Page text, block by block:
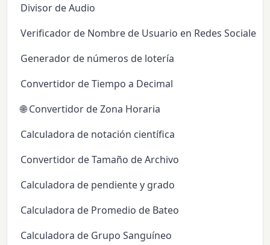
Divisor de Audio
Verificador de Nombre de Usuario en Redes Sociales
Generador de números de lotería
Convertidor de Tiempo a Decimal
🌐 Convertidor de Zona Horaria
Calculadora de notación científica
Convertidor de Tamaño de Archivo
Calculadora de pendiente y grado
Calculadora de Promedio de Bateo
Calculadora de Grupo Sanguíneo